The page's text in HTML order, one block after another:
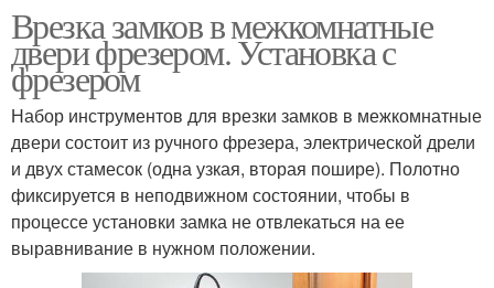
Врезка замков в межкомнатные
двери фрезером. Установка с
фрезером
Набор инструментов для врезки замков в межкомнатные
двери состоит из ручного фрезера, электрической дрели
и двух стамесок (одна узкая, вторая пошире). Полотно
фиксируется в неподвижном состоянии, чтобы в
процессе установки замка не отвлекаться на ее
выравнивание в нужном положении.